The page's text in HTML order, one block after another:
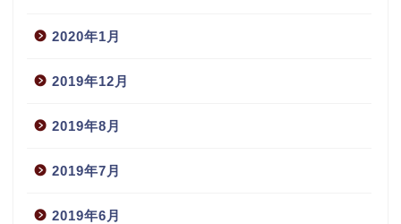
2020年1月
2019年12月
2019年8月
2019年7月
2019年6月